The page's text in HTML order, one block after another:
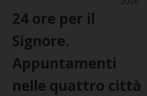
24 ore per il
Signore.
Appuntamenti
nelle quattro città